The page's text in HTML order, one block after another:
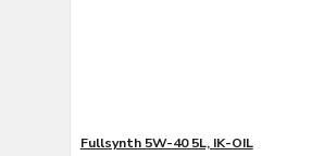
Fullsynth 5W-40 5L, IK-OIL